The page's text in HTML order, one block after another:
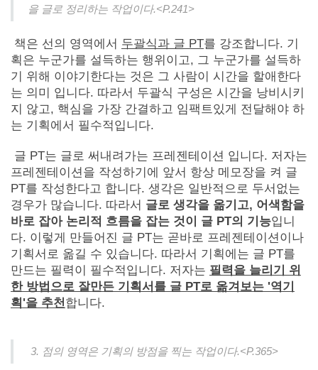
을 글로 정리하는 작업이다.<P.241>
책은 선의 영역에서 두괄식과 글 PT를 강조합니다. 기
획은 누군가를 설득하는 행위이고, 그 누군가를 설득하
기 위해 이야기한다는 것은 그 사람이 시간을 할애한다
는 의미 입니다. 따라서 두괄식 구성은 시간을 낭비시키
지 않고, 핵심을 가장 간결하고 임팩트있게 전달해야 하
는 기획에서 필수적입니다.
글 PT는 글로 써내려가는 프레젠테이션 입니다. 저자는
프레젠테이션을 작성하기에 앞서 항상 메모장을 켜 글
PT를 작성한다고 합니다. 생각은 일반적으로 두서없는
경우가 많습니다. 따라서 글로 생각을 옮기고, 어색함을
바로 잡아 논리적 흐름을 잡는 것이 글 PT의 기능입니
다. 이렇게 만들어진 글 PT는 곧바로 프레젠테이션이나
기획서로 옮길 수 있습니다. 따라서 기획에는 글 PT를
만드는 필력이 필수적입니다. 저자는 필력을 늘리기 위
한 방법으로 잘만든 기획서를 글 PT로 옮겨보는 '역기
획'을 추천합니다.
3. 점의 영역은 기획의 방점을 찍는 작업이다.<P.365>